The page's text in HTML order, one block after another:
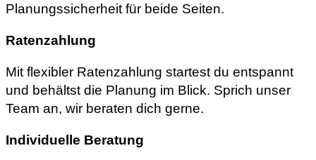
Planungssicherheit für beide Seiten.
Ratenzahlung
Mit flexibler Ratenzahlung startest du entspannt
und behältst die Planung im Blick. Sprich unser
Team an, wir beraten dich gerne.
Individuelle Beratung